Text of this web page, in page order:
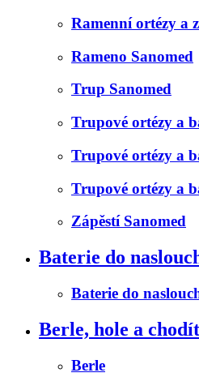
Ramenní ortézy a
Rameno Sanomed
Trup Sanomed
Trupové ortézy a
Trupové ortézy a
Trupové ortézy a
Zápěstí Sanomed
Baterie do
Baterie do
Berle, hole a
Berle